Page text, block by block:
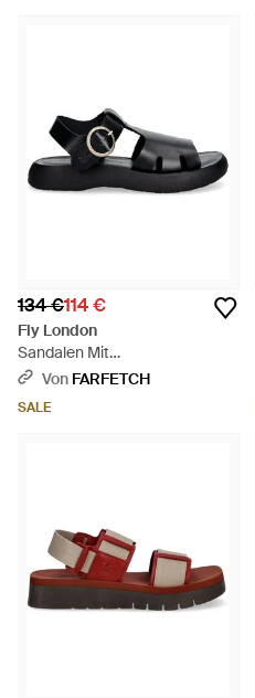
134 €114 €
Fly London
Sandalen Mit
Schnallenverschluss - Schwarz
Von FARFETCH
SALE